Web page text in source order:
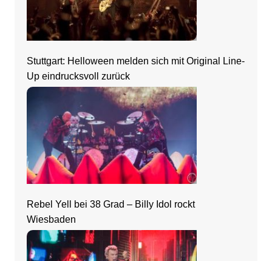
Stuttgart: Helloween melden sich mit Original Line-
Up eindrucksvoll zurück
Rebel Yell bei 38 Grad – Billy Idol rockt
Wiesbaden